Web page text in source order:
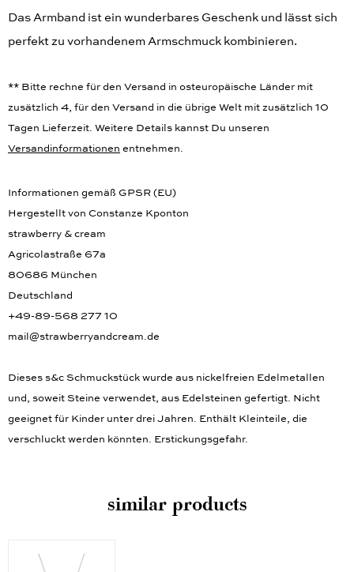
Das Armband ist ein wunderbares Geschenk und lässt sich
perfekt zu vorhandenem Armschmuck kombinieren.
** Bitte rechne für den Versand in osteuropäische Länder mit
zusätzlich 4, für den Versand in die übrige Welt mit zusätzlich 10
Tagen Lieferzeit. Weitere Details kannst Du unseren
Versandinformationen entnehmen.
Informationen gemäß GPSR (EU)
Hergestellt von Constanze Kponton
strawberry & cream
Agricolastraße 67a
80686 München
Deutschland
+49-89-568 277 10
mail@strawberryandcream.de
Dieses s&c Schmuckstück wurde aus nickelfreien Edelmetallen
und, soweit Steine verwendet, aus Edelsteinen gefertigt. Nicht
geeignet für Kinder unter drei Jahren. Enthält Kleinteile, die
verschluckt werden könnten. Erstickungsgefahr.
similar products